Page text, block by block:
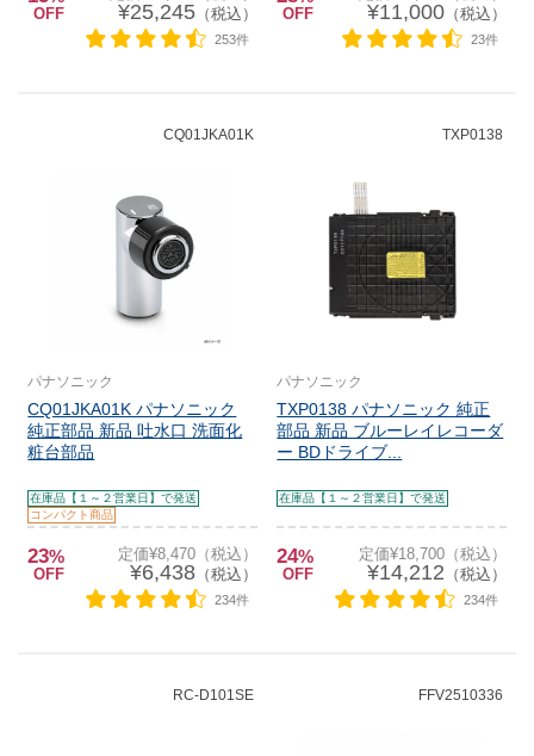
OFF ¥25,245（税込）
253件
OFF ¥11,000（税込）
23件
CQ01JKA01K
パナソニック
CQ01JKA01K パナソニック
純正部品 新品 吐水口 洗面化
粧台部品
在庫品【１～２営業日】で発送
コンパクト商品
23%
OFF
定価¥8,470（税込）
¥6,438（税込）
234件
TXP0138
パナソニック
TXP0138 パナソニック 純正
部品 新品 ブルーレイレコーダ
ー BDドライブ...
在庫品【１～２営業日】で発送
24%
OFF
定価¥18,700（税込）
¥14,212 （税込）
234件
RC-D101SE FFV2510336